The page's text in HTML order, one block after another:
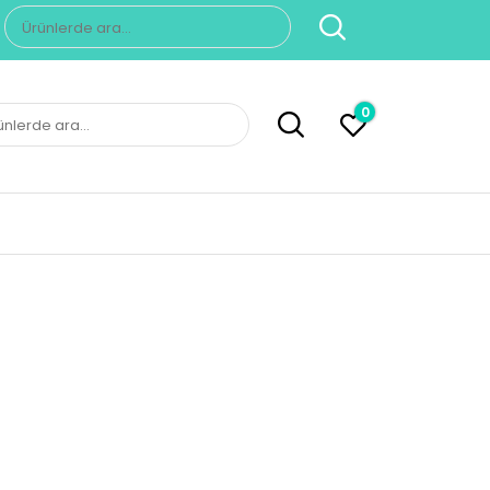
Ara:
0